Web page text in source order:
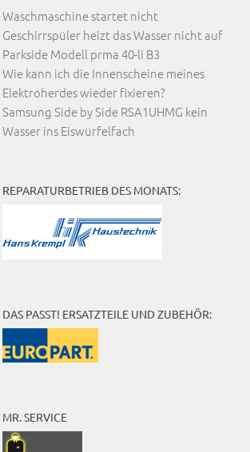
Waschmaschine startet nicht
Geschirrspüler heizt das Wasser nicht auf
Parkside Modell prma 40-li B3
Wie kann ich die Innenscheine meines
Elektroherdes wieder fixieren?
Samsung Side by Side RSA1UHMG kein
Wasser ins Eiswürfelfach
REPARATURBETRIEB DES MONATS:
DAS PASST! ERSATZTEILE UND ZUBEHÖR:
MR. SERVICE